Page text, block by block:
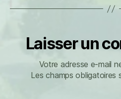
Laisser un
Votre adresse e-mail
Les champs obligatoires